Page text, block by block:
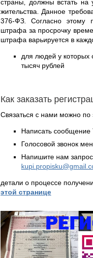
страны, должны встать
жительства. Данное
376-ФЗ. Согласно этому
штрафа за просрочку
штрафа варьируется в
для людей у которых
тысяч рублей
Как заказать
Связаться с нами можно по
Написать
Голосовой звонок
Напишите нам
детали о процессе
этой странице